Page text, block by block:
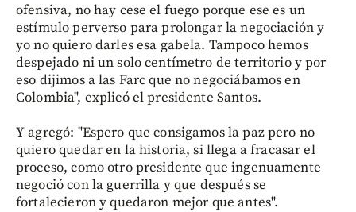
ofensiva, no hay cese el fuego porque ese es un
estímulo perverso para prolongar la negociación y
yo no quiero darles esa gabela. Tampoco hemos
despejado ni un solo centímetro de territorio y por
eso dijimos a las Farc que no negociábamos en
Colombia", explicó el presidente Santos.
Y agregó: "Espero que consigamos la paz pero no
quiero quedar en la historia, si llega a fracasar el
proceso, como otro presidente que ingenuamente
negoció con la guerrilla y que después se
fortalecieron y quedaron mejor que antes".